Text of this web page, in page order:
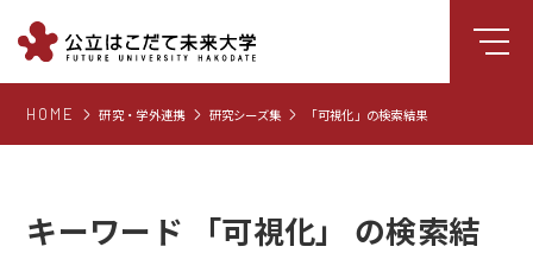
大学について
大学院
HOME 研究・学外連携 研究シーズ集 「可視化」の検索結果
キーワード 「可視化」 の検索結